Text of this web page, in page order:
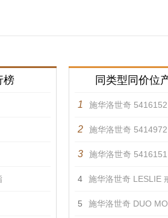
榜 同类型同价位
1 施华洛世奇
2 施华洛世奇
3 施华洛世奇
4 施华洛世奇 LESLIE 戒指, 紫红
5 施华洛世奇 DUO MOON 戒指, 蓝